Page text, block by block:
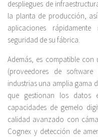
despliegues de
la planta de producción,
aplicaciones
seguridad de su fábrica.
Además, es compatible con
(proveedores de
industrias una amplia gama
que gestionan los datos
capacidades de gemelo
calidad avanzado con
Cognex y detección de